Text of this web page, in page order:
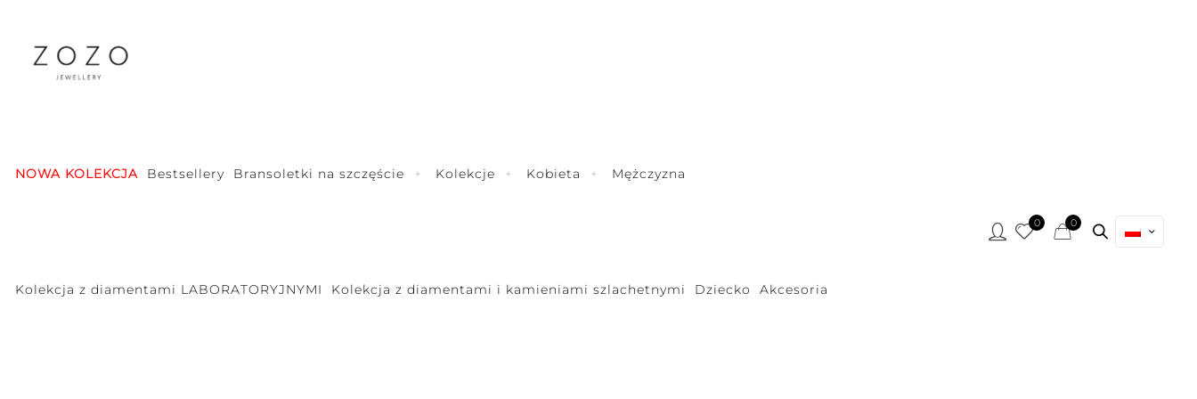
NOWA KOLEKCJA Bestsellery Bransoletki na szczęście Kolekcje Kobieta Mężczyzna
Kolekcja z diamentami LABORATORYJNYMI Kolekcja z diamentami i kamieniami szlachetnymi Dziecko Akcesoria
0 0